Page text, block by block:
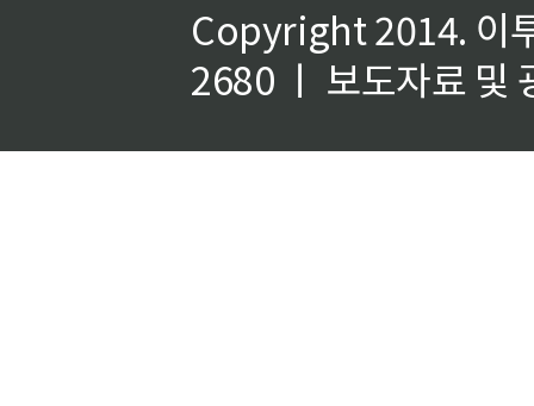
Copyright 2014. 이
2680 ㅣ 보도자료